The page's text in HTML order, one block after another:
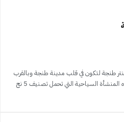
طنجة لتكون في قلب مدينة طنجة وبالقرب
السياحية التي تحمل تصنيف 5 نج